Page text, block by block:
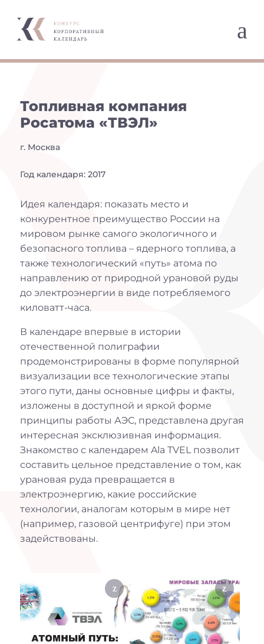
a
Топливная компания
Росатома «ТВЭЛ»
г. Москва
Год календаря: 2017
Идея календаря: показать место и
конкурентное преимущество России на
мировом рынке самого экологичного и
безопасного топлива – ядерного топлива, а
также технологический «путь» атома по
направлению от природной урановой руды
до электроэнергии в виде потребляемого
киловатт-часа.
В календаре впервые в истории
отечественной полиграфии
продемонстрированы в форме популярной
визуализации все технологические этапы
этого пути, даны основные цифры и факты,
изложены в доступной и яркой форме
принципы работы АЭС, представлена другая
интересная эксклюзивная информация.
Знакомство с календарем Ala TVEL позволит
составить цельное представление о том, как
урановая руда превращается в
электроэнергию, какие российские
технологии, аналогам которым в мире нет
(например, газовой центрифуге) при этом
задействованы.